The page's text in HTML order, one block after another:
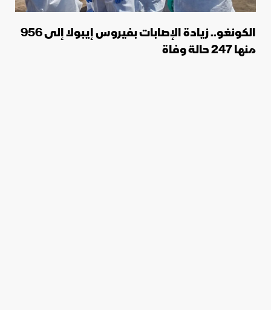
الكونغو.. زيادة الإصابات بفيروس إيبولا إلى 956
منها 247 حالة وفاة